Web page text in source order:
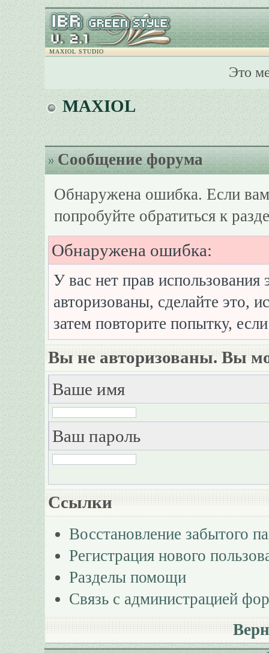
MAXIOL STUDIO
Это
MAXIOL
Сообщение форума
Обнаружена ошибка. Если
попробуйте обратиться к
Обнаружена ошибка:
У вас нет прав
авторизованы, сделайте это,
затем повторите попытку,
Вы не авторизованы. Вы
Ваше имя
Ваш пароль
Ссылки
Восстановление забытого
Регистрация нового
Разделы помощи
Связь с администрацией